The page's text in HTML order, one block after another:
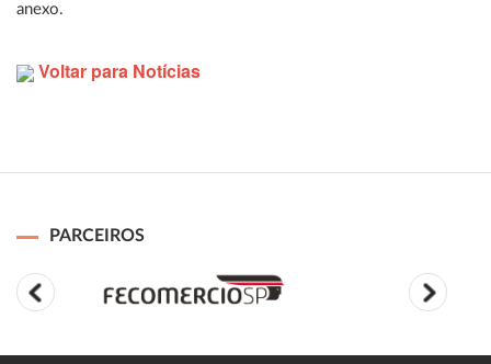
anexo.
Voltar para Notícias
PARCEIROS